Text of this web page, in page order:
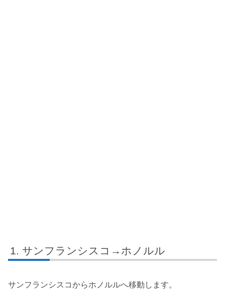
サンフランシスコ→ホノルル
サンフランシスコからホノルルへ移動します。